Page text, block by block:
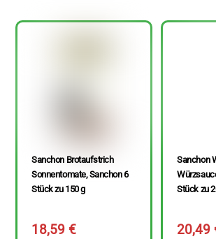
Sanchon Brotaufstrich
Sonnentomate, Sanchon 6
Stück zu 150 g
18,59€
Sanchon
Stück zu
20,49